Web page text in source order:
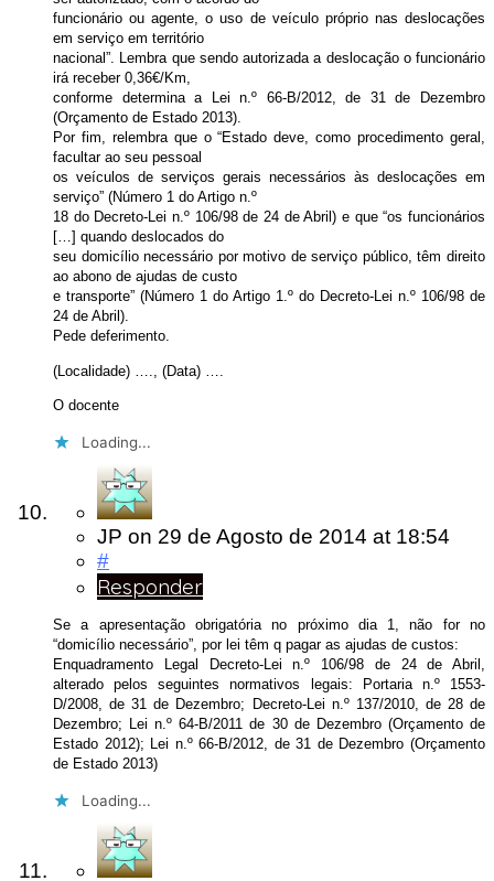
funcionário ou agente, o uso de veículo próprio nas deslocações
em serviço em território
nacional”. Lembra que sendo autorizada a deslocação o funcionário
irá receber 0,36€/Km,
conforme determina a Lei n.º 66-B/2012, de 31 de Dezembro
(Orçamento de Estado 2013).
Por fim, relembra que o “Estado deve, como procedimento geral,
facultar ao seu pessoal
os veículos de serviços gerais necessários às deslocações em
serviço” (Número 1 do Artigo n.º
18 do Decreto-Lei n.º 106/98 de 24 de Abril) e que “os funcionários
[…] quando deslocados do
seu domicílio necessário por motivo de serviço público, têm direito
ao abono de ajudas de custo
e transporte” (Número 1 do Artigo 1.º do Decreto-Lei n.º 106/98 de
24 de Abril).
Pede deferimento.
(Localidade) …., (Data) ….
O docente
Loading...
JP on 29 de Agosto de 2014 at 18:54
#
Responder
Se a apresentação obrigatória no próximo dia 1, não for no
“domicílio necessário”, por lei têm q pagar as ajudas de custos:
Enquadramento Legal Decreto-Lei n.º 106/98 de 24 de Abril,
alterado pelos seguintes normativos legais: Portaria n.º 1553-
D/2008, de 31 de Dezembro; Decreto-Lei n.º 137/2010, de 28 de
Dezembro; Lei n.º 64-B/2011 de 30 de Dezembro (Orçamento de
Estado 2012); Lei n.º 66-B/2012, de 31 de Dezembro (Orçamento
de Estado 2013)
Loading...